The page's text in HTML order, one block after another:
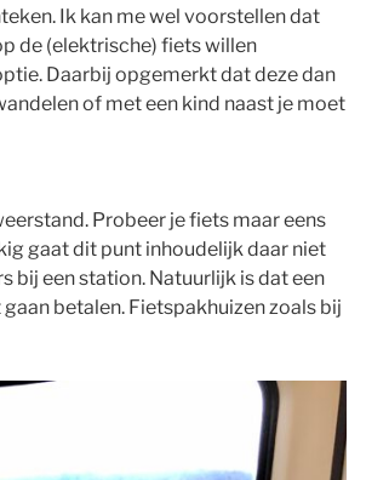
Ik kan me wel voorstellen dat
de (elektrische) fiets willen
Daarbij opgemerkt dat deze dan
of met een kind naast je moet
Probeer je fiets maar eens
gaat dit punt inhoudelijk daar niet
bij een station. Natuurlijk is dat een
betalen. Fietspakhuizen zoals bij